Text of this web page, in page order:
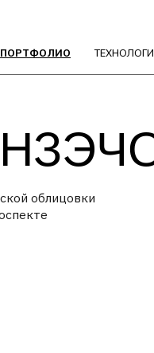
ТЕХНОЛОГИИ